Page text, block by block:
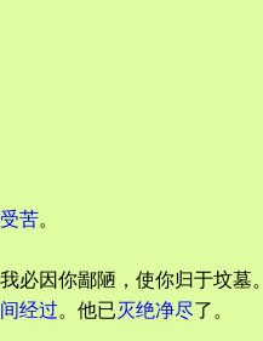
苦。
必因你鄙陋，使你归于坟墓。
经过。他已灭绝净尽了。